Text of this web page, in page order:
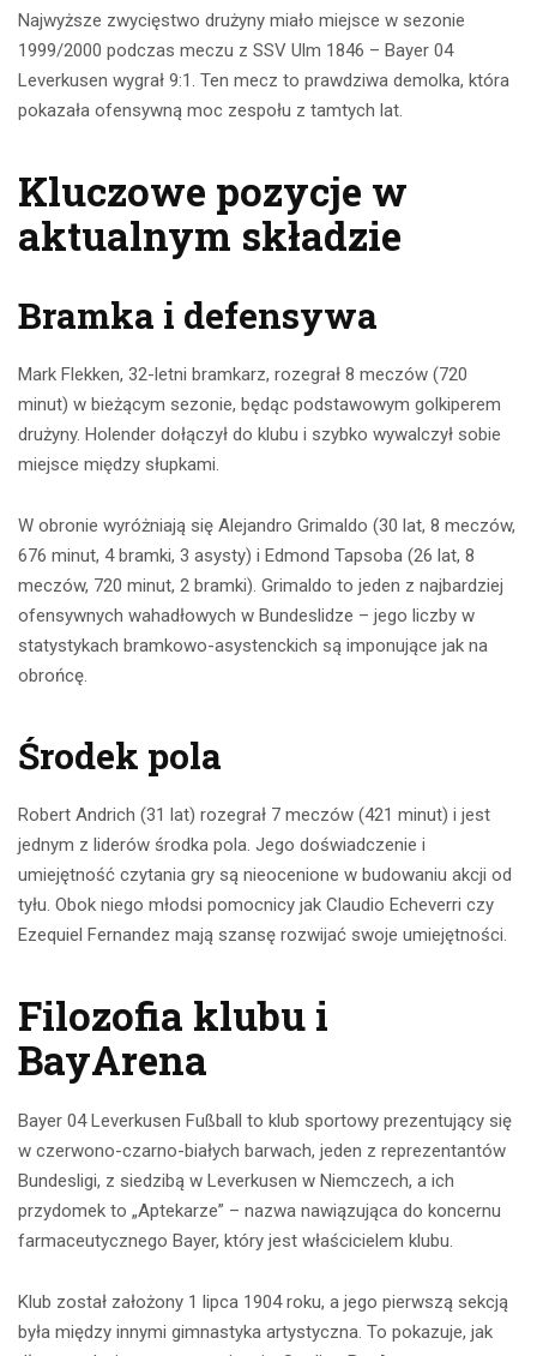
Najwyższe zwycięstwo drużyny miało miejsce w sezonie
1999/2000 podczas meczu z SSV Ulm 1846 – Bayer 04
Leverkusen wygrał 9:1. Ten mecz to prawdziwa demolka, która
pokazała ofensywną moc zespołu z tamtych lat.
Kluczowe pozycje w
aktualnym składzie
Bramka i defensywa
Mark Flekken, 32-letni bramkarz, rozegrał 8 meczów (720
minut) w bieżącym sezonie, będąc podstawowym golkiperem
drużyny. Holender dołączył do klubu i szybko wywalczył sobie
miejsce między słupkami.
W obronie wyróżniają się Alejandro Grimaldo (30 lat, 8 meczów,
676 minut, 4 bramki, 3 asysty) i Edmond Tapsoba (26 lat, 8
meczów, 720 minut, 2 bramki). Grimaldo to jeden z najbardziej
ofensywnych wahadłowych w Bundeslidze – jego liczby w
statystykach bramkowo-asystenckich są imponujące jak na
obrońcę.
Środek pola
Robert Andrich (31 lat) rozegrał 7 meczów (421 minut) i jest
jednym z liderów środka pola. Jego doświadczenie i
umiejętność czytania gry są nieocenione w budowaniu akcji od
tyłu. Obok niego młodsi pomocnicy jak Claudio Echeverri czy
Ezequiel Fernandez mają szansę rozwijać swoje umiejętności.
Filozofia klubu i
BayArena
Bayer 04 Leverkusen Fußball to klub sportowy prezentujący się
w czerwono-czarno-białych barwach, jeden z reprezentantów
Bundesligi, z siedzibą w Leverkusen w Niemczech, a ich
przydomek to „Aptekarze” – nazwa nawiązująca do koncernu
farmaceutycznego Bayer, który jest właścicielem klubu.
Klub został założony 1 lipca 1904 roku, a jego pierwszą sekcją
była między innymi gimnastyka artystyczna. To pokazuje, jak